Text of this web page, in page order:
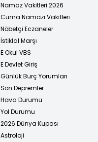
Namaz Vakitleri 2026
Cuma Namazı Vakitleri
Nöbetçi Eczaneler
İstiklal Marşı
E Okul VBS
E Devlet Giriş
Günlük Burç Yorumları
Son Depremler
Hava Durumu
Yol Durumu
2026 Dünya Kupası
Astroloji